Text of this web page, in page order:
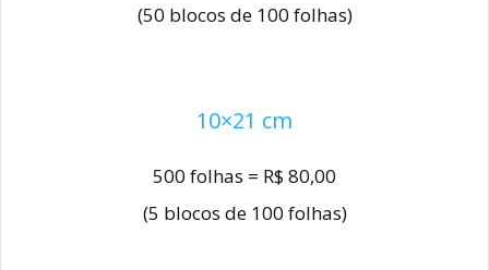
(50 blocos de 100 folhas)
10×21 cm
500 folhas = R$ 80,00
(5 blocos de 100 folhas)